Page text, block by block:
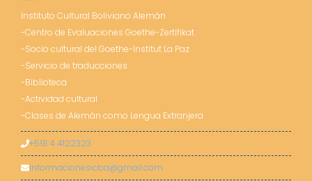
Instituto Cultural Boliviano Alemán
-Centro de Evaluaciones Goethe-Zertifikat
-Socio cultural del Goethe-Institut La Paz
-Servicio de traducciones
-Biblioteca
-Actividad cultural
-Clases de Alemán como Lengua Extranjera
+591 4 4122323
informacionesicba@gmail.com